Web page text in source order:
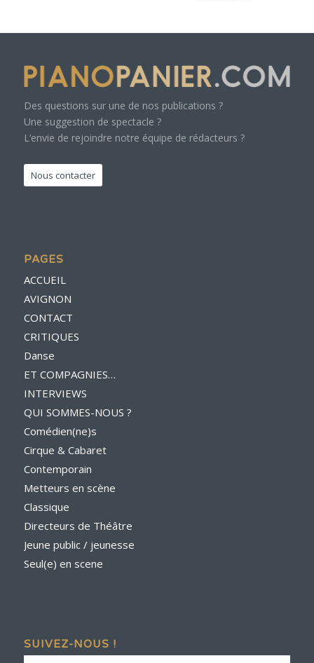
Des questions sur une de nos publications ?
Une suggestion de spectacle ?
L’envie de rejoindre notre équipe de rédacteurs ?
Nous contacter
PAGES
ACCUEIL
AVIGNON
CONTACT
CRITIQUES
Danse
ET COMPAGNIES…
INTERVIEWS
QUI SOMMES-NOUS ?
Comédien(ne)s
Cirque & Cabaret
Contemporain
Metteurs en scène
Classique
Directeurs de Théâtre
Jeune public / jeunesse
Seul(e) en scene
SUIVEZ-NOUS !